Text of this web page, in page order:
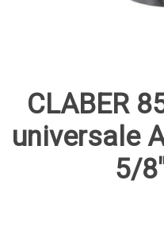
CLABER
universale
5/